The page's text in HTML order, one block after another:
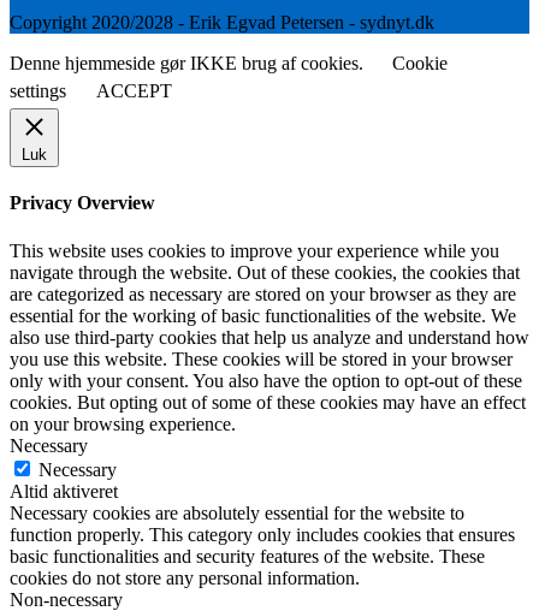
Copyright 2020/2028 - Erik Egvad Petersen - sydnyt.dk
Denne hjemmeside gør IKKE brug af cookies.
Cookie
settings
ACCEPT
Luk
Privacy Overview
This website uses cookies to improve your experience while you
navigate through the website. Out of these cookies, the cookies that
are categorized as necessary are stored on your browser as they are
essential for the working of basic functionalities of the website. We
also use third-party cookies that help us analyze and understand how
you use this website. These cookies will be stored in your browser
only with your consent. You also have the option to opt-out of these
cookies. But opting out of some of these cookies may have an effect
on your browsing experience.
Necessary
Necessary
Altid aktiveret
Necessary cookies are absolutely essential for the website to
function properly. This category only includes cookies that ensures
basic functionalities and security features of the website. These
cookies do not store any personal information.
Non-necessary